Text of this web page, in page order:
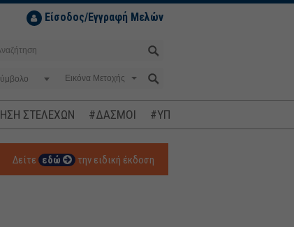
Είσοδος/Εγγραφή Μελών
ΣΤΕΛΕΧΩΝ #ΔΑΣΜΟΙ #ΥΠΟΚΛΟΠΕΣ
Δείτε εδώ την ειδική έκδοση